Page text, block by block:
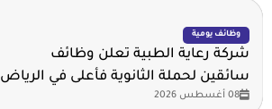
وظائف يومية
شركة رعاية الطبية تعلن وظائف
سائقين لحملة الثانوية فأعلى في الرياض
08 أغسطس 2026